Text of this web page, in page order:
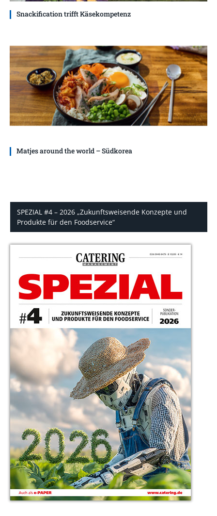
Snackification trifft Käsekompetenz
Matjes around the world – Südkorea
SPEZIAL #4 – 2026 „Zukunftsweisende Konzepte und
Produkte für den Foodservice“